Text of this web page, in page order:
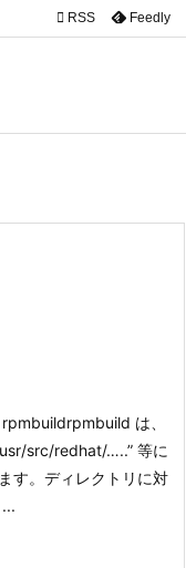

 RSS Feedly
rpmbuildrpmbuild は、
src/redhat/…..” 等に
す。 ディレクトリに対